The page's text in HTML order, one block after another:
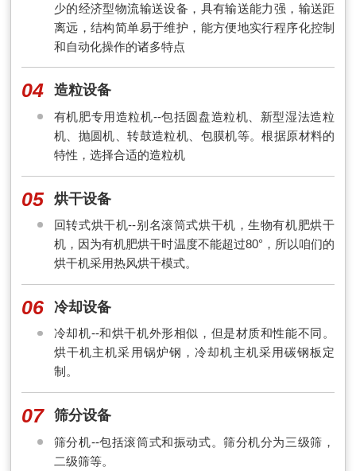
少的经济型物流输送设备，具有输送能力强，输送距
离远，结构简单易于维护，能方便地实行程序化控制
和自动化操作的诸多特点
04 造粒设备
有机肥专用造粒机--包括圆盘造粒机、新型湿法造粒
机、抛圆机、转鼓造粒机、包膜机等。根据原材料的
特性，选择合适的造粒机
05 烘干设备
回转式烘干机--别名滚筒式烘干机，生物有机肥烘干
机，因为有机肥烘干时温度不能超过80°，所以咱们的
烘干机采用热风烘干模式。
06 冷却设备
冷却机--和烘干机外形相似，但是材质和性能不同。
烘干机主机采用锅炉钢，冷却机主机采用碳钢板定
制。
07 筛分设备
筛分机--包括滚筒式和振动式。筛分机分为三级筛，
二级筛等。